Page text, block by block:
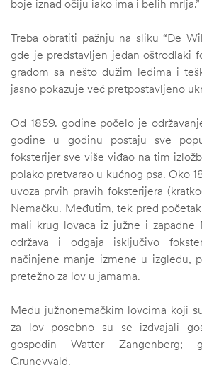
boje iznad očiju iako ima i belih mrlja.”
Treba obratiti pažnju na sliku “De
gde je predstavljen jedan oštrodlaki
gradom sa nešto dužim leđima i
jasno pokazuje već pretpostavljeno
Od 1859. godine počelo je
godine u godinu postaju sve
foksterijer sve više viđao na tim
polako pretvarao u kućnog psa. Oko
uvoza prvih pravih foksterijera
Nemačku. Međutim, tek pred
mali krug lovaca iz južne i zapadne
održava i odgaja isključivo
načinjene manje izmene u izgledu,
pretežno za lov u jamama.
Medu južnonemačkim lovcima koji
za lov posebno su se izdvajali
gospodin Watter Zangenberg;
Grunevvald.